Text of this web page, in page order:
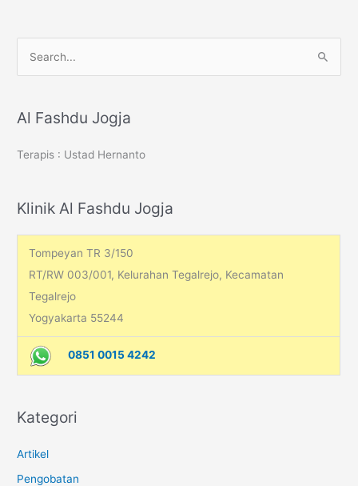
r
h
Al Fashdu Jogja
Terapis : Ustad Hernanto
Klinik Al Fashdu Jogja
Tompeyan TR 3/150
RT/RW 003/001, Kelurahan Tegalrejo, Kecamatan
Tegalrejo
Yogyakarta 55244
0851 0015 4242
Kategori
Artikel
Pengobatan